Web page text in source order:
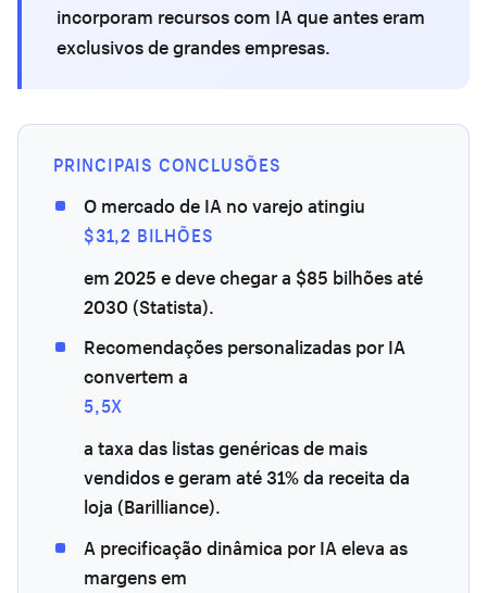
incorporam recursos com IA que antes eram
exclusivos de grandes empresas.
PRINCIPAIS CONCLUSÕES
O mercado de IA no varejo atingiu
$31,2 BILHÕES
em 2025 e deve chegar a $85 bilhões até
2030 (Statista).
Recomendações personalizadas por IA
convertem a
5,5X
a taxa das listas genéricas de mais
vendidos e geram até 31% da receita da
loja (Barilliance).
A precificação dinâmica por IA eleva as
margens em